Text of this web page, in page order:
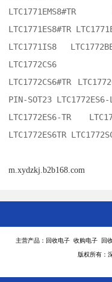
LTC1771EMS8#TR
LTC1771ES8#TR
LTC1771IS8
LTC1772CS6
LTC1772CS6#TR
PIN-SOT23 LTC1772ES6-
LTC1772ES6-TR
LTC1772ES6TR
m.xydzkj.b2b168.com
主营产品：回收电子 收购电子 回
版权所有：